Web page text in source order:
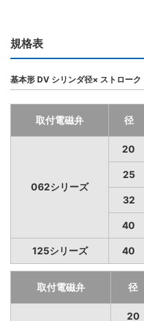
規格表
基本形 DV シリンダ径× ストローク
取付電磁弁 径
062シリーズ
20
25
32
40
125シリーズ 40
取付電磁弁 径
20